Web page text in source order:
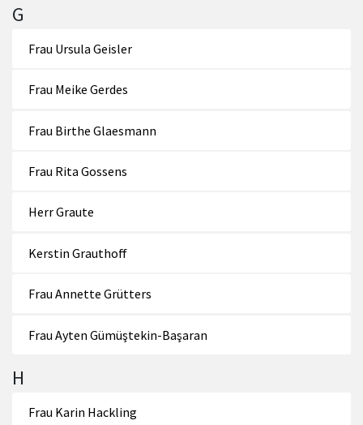
G
Frau Ursula Geisler
Frau Meike Gerdes
Frau Birthe Glaesmann
Frau Rita Gossens
Herr Graute
Kerstin Grauthoff
Frau Annette Grütters
Frau Ayten Gümüştekin-Başaran
H
Frau Karin Hackling